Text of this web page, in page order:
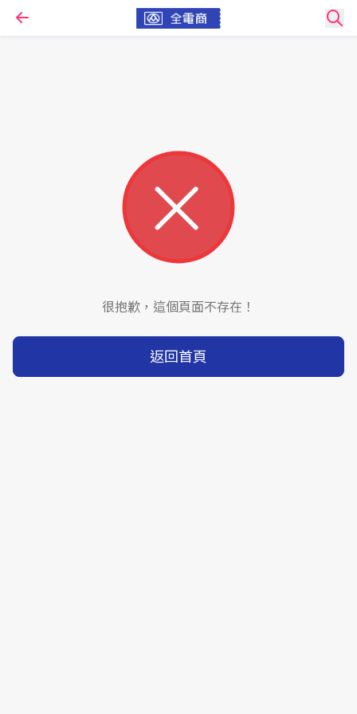
很抱歉，這個頁面不存在！
返回首頁